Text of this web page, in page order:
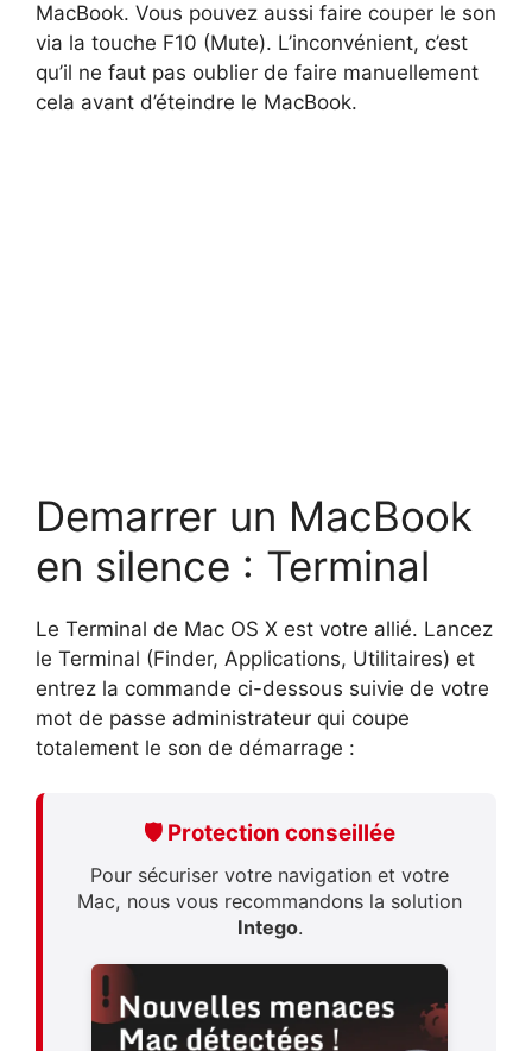
MacBook. Vous pouvez aussi faire couper le son
via la touche F10 (Mute). L’inconvénient, c’est
qu’il ne faut pas oublier de faire manuellement
cela avant d’éteindre le MacBook.
Demarrer un MacBook
en silence : Terminal
Le Terminal de Mac OS X est votre allié. Lancez
le Terminal (Finder, Applications, Utilitaires) et
entrez la commande ci-dessous suivie de votre
mot de passe administrateur qui coupe
totalement le son de démarrage :
🛡️ Protection conseillée
Pour sécuriser votre navigation et votre
Mac, nous vous recommandons la solution
Intego.